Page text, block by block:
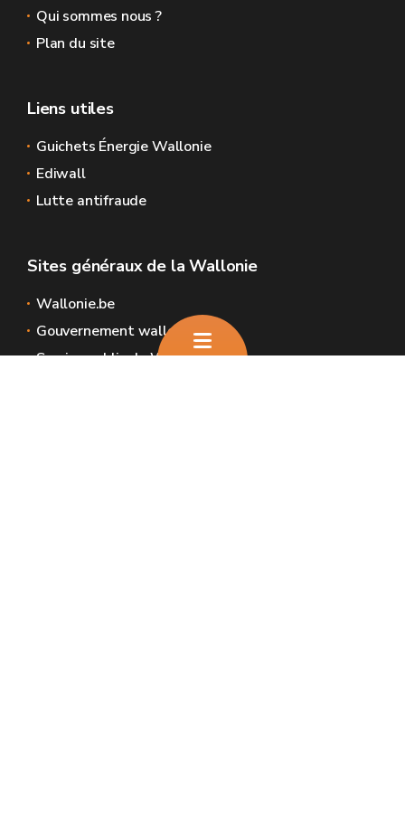
Qui sommes nous ?
Plan du site
Liens utiles
Guichets Énergie Wallonie
Ediwall
Lutte antifraude
Sites généraux de la Wallonie
Wallonie.be
Gouvernement wallon
Service public de Wallonie